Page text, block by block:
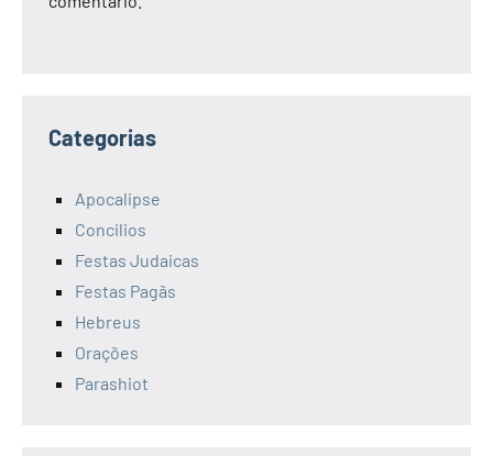
Categorias
Apocalipse
Concilios
Festas Judaicas
Festas Pagãs
Hebreus
Orações
Parashiot